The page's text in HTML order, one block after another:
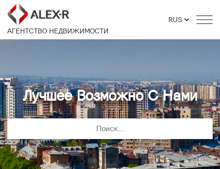
АГЕНТСТВО НЕДВИЖИМОСТИ
Лучшее Возможно С Нами